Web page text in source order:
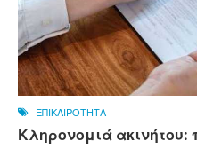
ΕΠΙΚΑΙΡΟΤΗΤΑ
Κληρονομιά ακινήτου: